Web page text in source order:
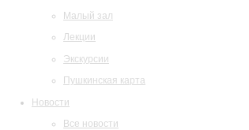
Малый зал
Лекции
Экскурсии
Пушкинская карта
Новости
Все новости